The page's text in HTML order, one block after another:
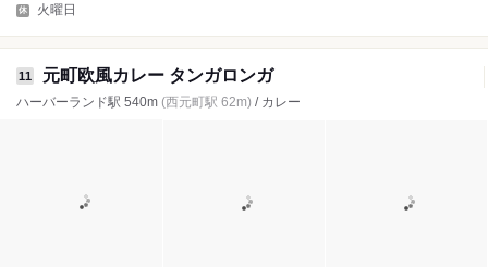
火曜日
11 元町欧風カレー タンガロンガ
ハーバーランド駅 540m (西元町駅 62m) / カレー